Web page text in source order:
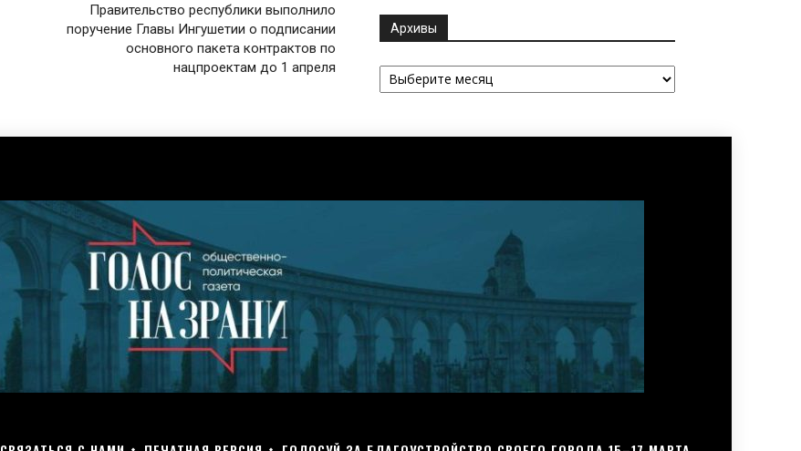
Правительство республики выполнило
поручение Главы Ингушетии о подписании
основного пакета контрактов по
нацпроектам до 1 апреля
Архивы
Архивы